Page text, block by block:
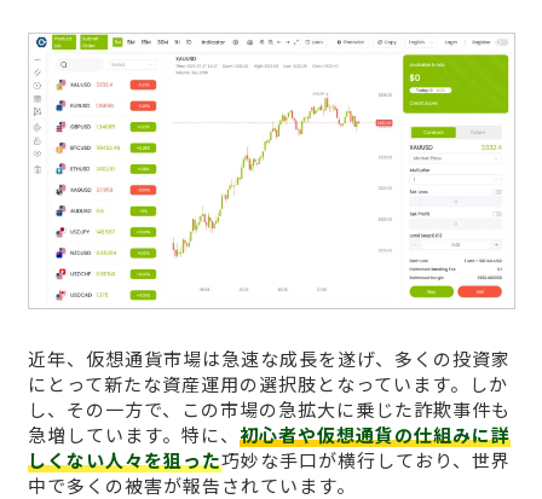
近年、仮想通貨市場は急速な成長を遂げ、多くの投資家
にとって新たな資産運用の選択肢となっています。しか
し、その一方で、この市場の急拡大に乗じた詐欺事件も
急増しています。特に、 初心者や仮想通貨の仕組みに詳
しくない人々を狙った巧妙な手口が横行しており、世界
中で多くの被害が報告されています。